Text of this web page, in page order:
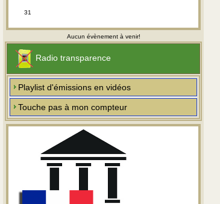
31
Aucun évènement à venir!
Radio transparence
Playlist d'émissions en vidéos
Touche pas à mon compteur